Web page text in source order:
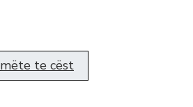
mëte te cëst